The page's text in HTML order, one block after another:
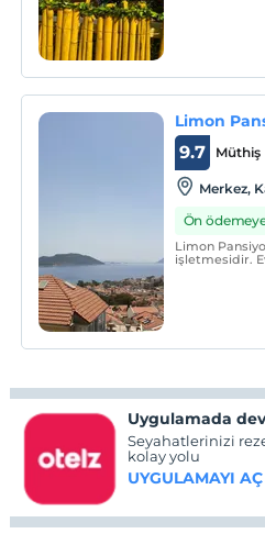
Limon
Müthiş
9.7
Merkez,
Ön
Limon
işletmesidir.
Uygulamada
Seyahatlerinizi
kolay yolu
UYGULAMAYI AÇ